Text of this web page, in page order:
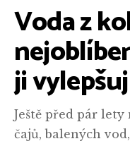
Voda z
ji
Ještě před pár
čajů, balených